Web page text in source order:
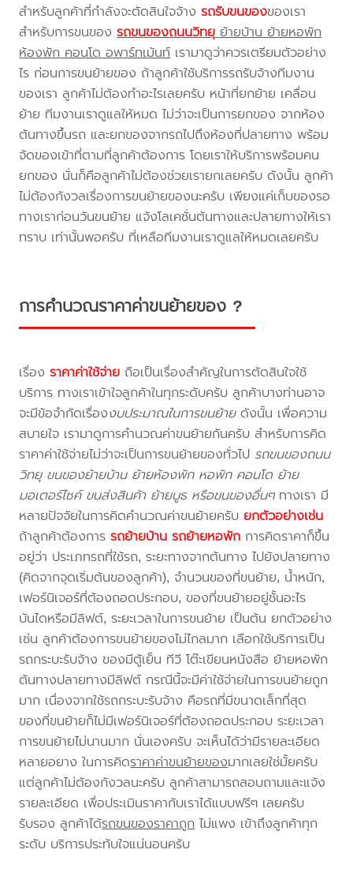
สำหรับลูกค้าที่กำลังจะตัดสินใจจ้างรถรับขนของของเรา
สำหรับการขนของรถขนของถนนวิทยุย้ายบ้าน ย้ายหอพัก
ห้องพัก คอนโด อพาร์ทเม้นท์เรามาดูว่าควรเตรียมตัวอย่าง
ไร ก่อนการขนย้ายของ ถ้าลูกค้าใช้บริการรถรับจ้างทีมงาน
ของเรา ลูกค้าไม่ต้องทำอะไรเลยครับ หน้าที่ยกย้าย เคลื่อน
ย้าย ทีมงานเราดูแลให้หมด ไม่ว่าจะเป็นการยกของ จากห้อง
ต้นทางขึ้นรถ และยกของจากรถไปถึงห้องที่ปลายทาง พร้อม
จัดของเข้าที่ตามที่ลูกค้าต้องการ โดยเราให้บริการพร้อมคน
ยกของ นั่นก็คือลูกค้าไม่ต้องช่วยเรายกเลยครับ ดังนั้น ลูกค้า
ไม่ต้องกังวลเรื่องการขนย้ายของนะครับ เพียงแค่เก็บของรอ
ทางเราก่อนวันขนย้าย แจ้งโลเคชั่นต้นทางและปลายทางให้เรา
ทราบ เท่านั้นพอครับ ที่เหลือทีมงานเราดูแลให้หมดเลยครับ
การคำนวณราคาค่าขนย้ายของ ?
เรื่องราคาค่าใช้จ่าย ถือเป็นเรื่องสำคัญในการตัดสินใจใช้
บริการ ทางเราเข้าใจลูกค้าในทุกระดับครับ ลูกค้าบางท่านอาจ
จะมีข้อจำกัดเรื่องงบประมาณในการขนย้ายดังนั้น เพื่อความ
สบายใจ เรามาดูการคำนวณค่าขนย้ายกันครับ สำหรับการคิด
ราคาค่าใช้จ่ายไม่ว่าจะเป็นการขนย้ายของทั่วไป รถขนของถนน
วิทยุ ขนของย้ายบ้าน ย้ายห้องพัก หอพัก คอนโด ย้าย
มอเตอร์ไซค์ ขนส่งสินค้า ย้ายบูธ หรือขนของอื่นๆทางเรา มี
หลายปัจจัยในการคิดคำนวณค่าขนย้ายครับยกตัวอย่างเช่น
ถ้าลูกค้าต้องการรถย้ายบ้าน รถย้ายหอพัก การคิดราคาก็ขึ้น
อยู่ว่า ประเภทรถที่ใช้รถ, ระยะทางจากต้นทาง ไปยังปลายทาง
(คิดจากจุดเริ่มต้นของลูกค้า), จำนวนของที่ขนย้าย, น้ำหนัก,
เฟอร์นิเจอร์ที่ต้องถอดประกอบ, ของที่ขนย้ายอยู่ชั้นอะไร
บันไดหรือมีลิฟต์, ระยะเวลาในการขนย้าย เป็นต้น ยกตัวอย่าง
เช่น ลูกค้าต้องการขนย้ายของไม่ไกลมาก เลือกใช้บริการเป็น
รถกระบะรับจ้าง ของมีตู้เย็น ทีวี โต๊ะเขียนหนังสือ ย้ายหอพัก
ต้นทางปลายทางมีลิฟต์ กรณีนี้จะมีค่าใช้จ่ายในการขนย้ายถูก
มาก เนื่องจากใช้รถกระบะรับจ้าง คือรถที่มีขนาดเล็กที่สุด
ของที่ขนย้ายก็ไม่มีเฟอร์นิเจอร์ที่ต้องถอดประกอบ ระยะเวลา
การขนย้ายไม่นานมาก นั่นเองครับ จะเห็นได้ว่ามีรายละเอียด
หลายอยาง ในการคิดราคาค่าขนย้ายของมากเลยใช่มั้ยครับ
แต่ลูกค้าไม่ต้องกังวลนะครับ ลูกค้าสามารถสอบถามและแจ้ง
รายละเอียด เพื่อประเมินราคากับเราได้แบบฟรีๆ เลยครับ
รับรอง ลูกค้าได้รถขนของราคาถูกไม่แพง เข้าถึงลูกค้าทุก
ระดับ บริการประทับใจแน่นอนครับ